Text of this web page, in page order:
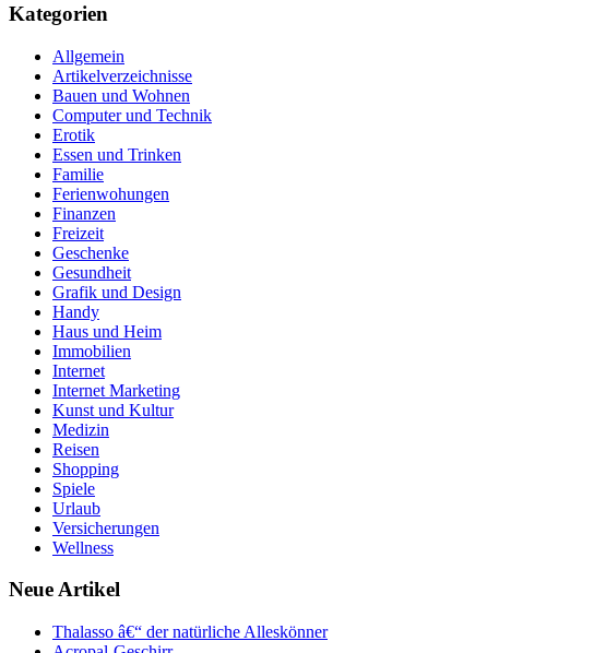
Kategorien
Allgemein
Artikelverzeichnisse
Bauen und Wohnen
Computer und Technik
Erotik
Essen und Trinken
Familie
Ferienwohungen
Finanzen
Freizeit
Geschenke
Gesundheit
Grafik und Design
Handy
Haus und Heim
Immobilien
Internet
Internet Marketing
Kunst und Kultur
Medizin
Reisen
Shopping
Spiele
Urlaub
Versicherungen
Wellness
Neue Artikel
Thalasso â€“ der natürliche Alleskönner